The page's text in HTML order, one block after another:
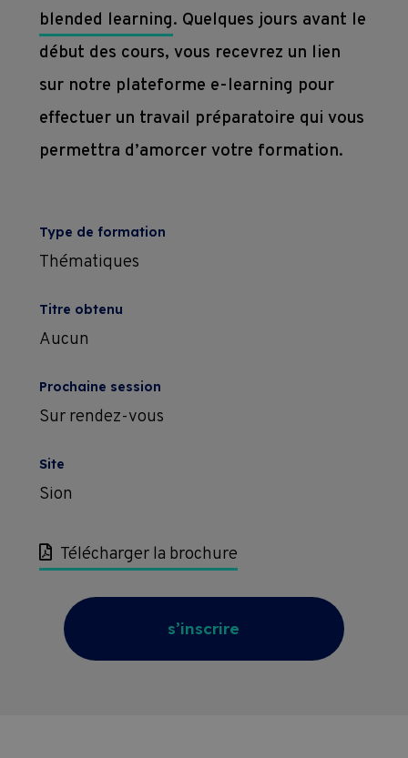
blended learning. Quelques jours avant le
début des cours, vous recevrez un lien
sur notre plateforme e-learning pour
effectuer un travail préparatoire qui vous
permettra d’amorcer votre formation.
Type de formation
Thématiques
Titre obtenu
Aucun
Prochaine session
Sur rendez-vous
Site
Sion
Télécharger la brochure
s’inscrire